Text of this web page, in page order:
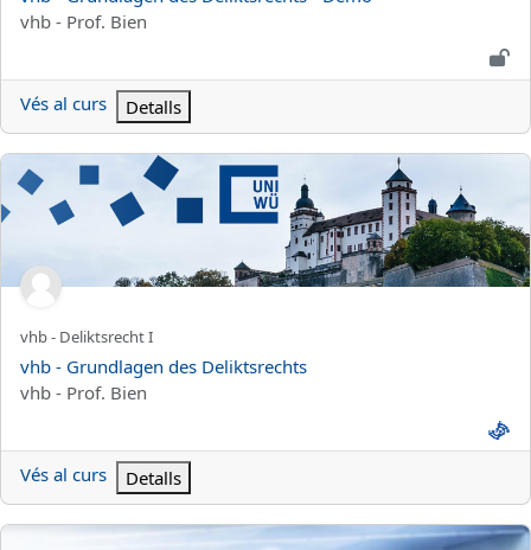
Categoria de curs
vhb - Prof. Bien
Vés al curs Detalls
vhb - Grundlagen des Deliktsrechts
Nom curt del curs
vhb - Deliktsrecht I
Nom del curs
vhb - Grundlagen des Deliktsrechts
Categoria de curs
vhb - Prof. Bien
Vés al curs Detalls
vhb - Grundzüge des deutsche und europäischen Kartellrechts I